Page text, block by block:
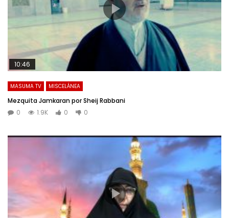
10:46
MASUMA TV MISCELÁNEA
Mezquita Jamkaran por Sheij Rabbani
0
1.9K 0 0